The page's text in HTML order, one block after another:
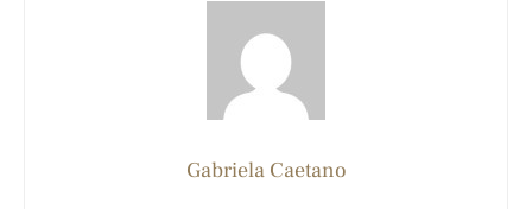
Gabriela Caetano